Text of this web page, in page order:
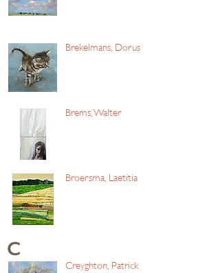
Brekelmans, Dorus
Brems, Walter
Broersma, Laetitia
C
Creyghton, Patrick